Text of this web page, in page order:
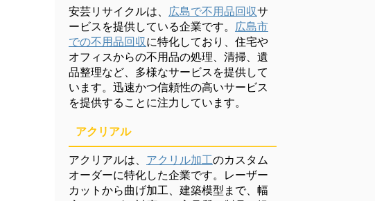
安芸リサイクルは、 広島で不用品回収サ
ービスを提供している企業です。 広島市
での不用品回収に特化しており、住宅や
オフィスからの不用品の処理、清掃、遺
品整理など、多様なサービスを提供して
います。迅速かつ信頼性の高いサービス
を提供することに注力しています。
アクリアル
アクリアルは、 アクリル加工のカスタム
オーダーに特化した企業です。レーザー
カットから曲げ加工、建築模型まで、幅